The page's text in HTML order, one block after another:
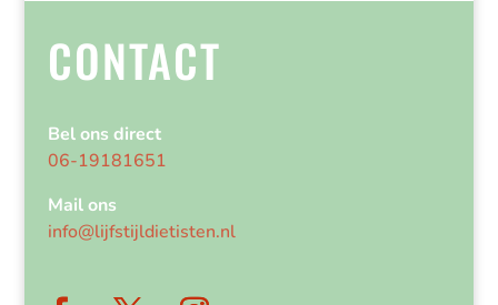
CONTACT
Bel ons direct
06-19181651
Mail ons
info@lijfstijldietisten.nl